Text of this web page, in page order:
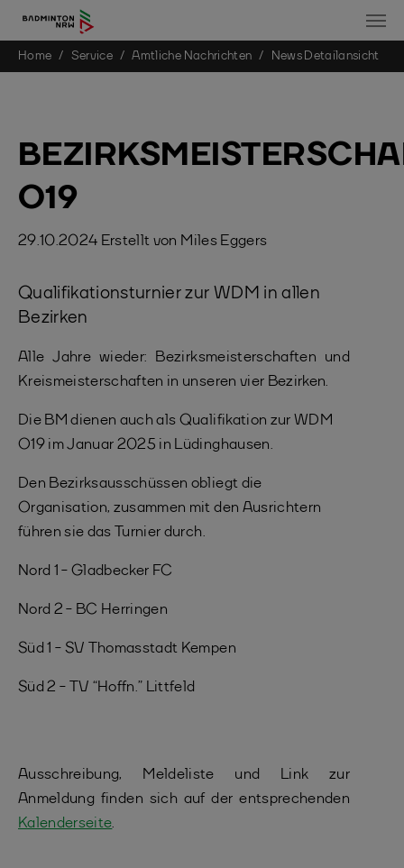
Skip to main content
You are here:
Home Service Amtliche Nachrichten News Detailansicht
O19
29.10.2024 Erstellt von Miles Eggers
Qualifikationsturnier zur WDM in allen
Bezirken
Alle Jahre wieder: Bezirksmeisterschaften und
Kreismeisterschaften in unseren vier Bezirken.
Die BM dienen auch als Qualifikation zur WDM
O19 im Januar 2025 in Lüdinghausen.
Den Bezirksausschüssen obliegt die
Organisation, zusammen mit den Ausrichtern
führen sie das Turnier durch.
Nord 1 - Gladbecker FC
Nord 2 - BC Herringen
Süd 1 - SV Thomasstadt Kempen
Süd 2 - TV “Hoffn.” Littfeld
Ausschreibung, Meldeliste und Link zur
Anmeldung finden sich auf der entsprechenden
Kalenderseite.